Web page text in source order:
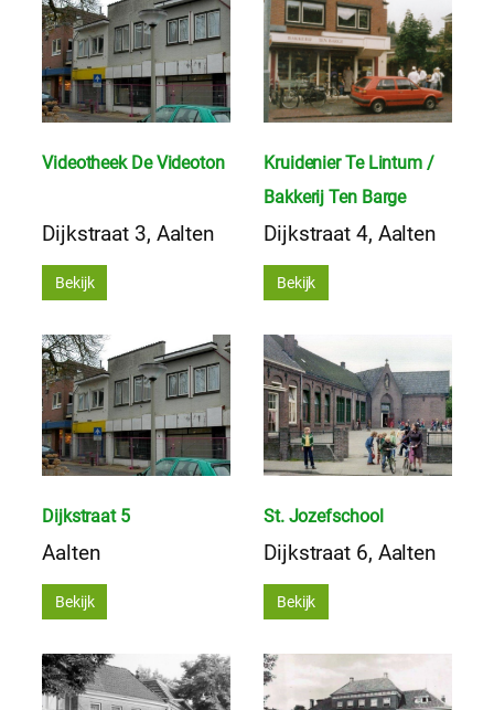
Videotheek De Videoton
Dijkstraat 3, Aalten
Bekijk
Kruidenier Te Lintum /
Bakkerij Ten Barge
Dijkstraat 4, Aalten
Bekijk
Dijkstraat 5
Aalten
Bekijk
St. Jozefschool
Dijkstraat 6, Aalten
Bekijk